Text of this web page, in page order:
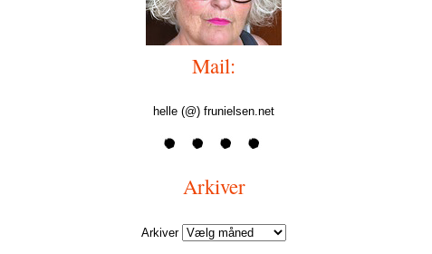
Mail:
helle (@) frunielsen.net
Arkiver
Arkiver